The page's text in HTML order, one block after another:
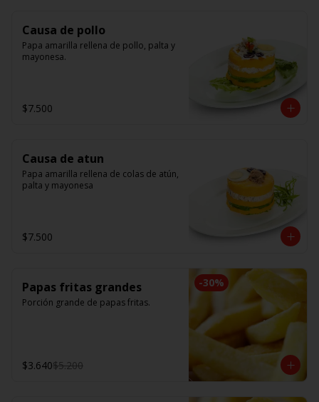
Causa de pollo
Papa amarilla rellena de pollo, palta y
mayonesa.
$7.500
Causa de atun
Papa amarilla rellena de colas de atún,
palta y mayonesa
$7.500
-30%
Papas fritas grandes
Porción grande de papas fritas.
$3.640$5.200